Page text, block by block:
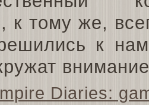
к тому же,
к
Diaries: